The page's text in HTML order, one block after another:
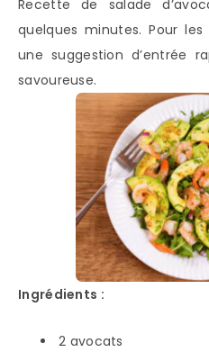
Recette de salade
quelques minutes. Pour
une suggestion d’entrée
savoureuse.
Ingrédients :
2 avocats